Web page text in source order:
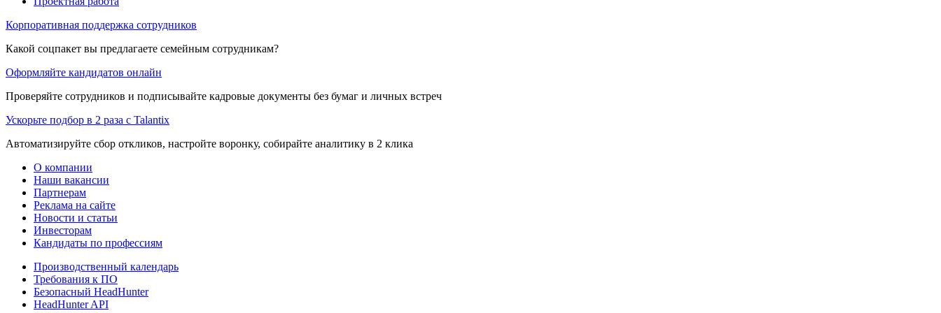
Корпоративная поддержка сотрудников
Какой соцпакет вы предлагаете семейным сотрудникам?
Оформляйте кандидатов онлайн
Проверяйте сотрудников и подписывайте кадровые документы без бумаг и личных встреч
Ускорьте подбор в 2 раза с Talantix
Автоматизируйте сбор откликов, настройте воронку, собирайте аналитику в 2 клика
О компании
Наши вакансии
Партнерам
Реклама на сайте
Новости и статьи
Инвесторам
Кандидаты по профессиям
Производственный календарь
Требования к ПО
Безопасный HeadHunter
HeadHunter API